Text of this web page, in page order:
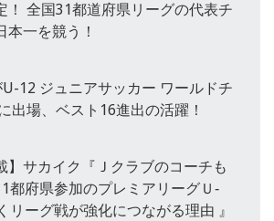
！ 全国31都道府県リーグの代表チ
本一を競う！
12 ジュニアサッカー ワールドチ
出場、ベスト16進出の活躍！
】サカイク『Ｊクラブのコーチも
府県参加のプレミアリーグＵ‐
リーグ戦が強化につながる理由 』